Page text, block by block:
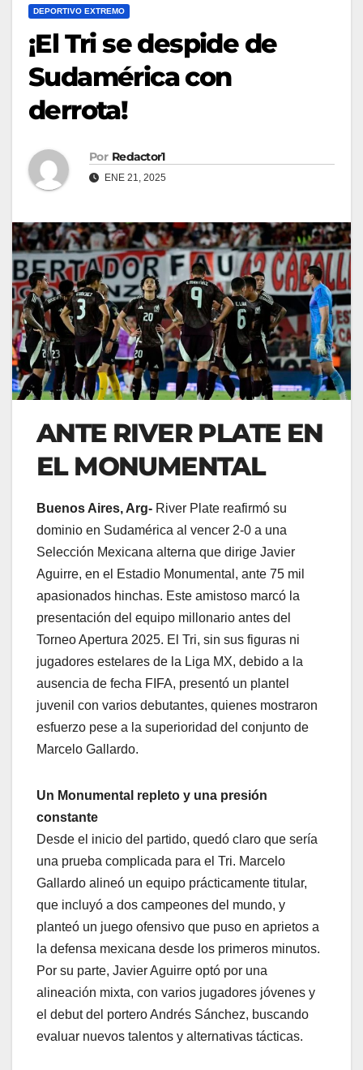
DEPORTIVO EXTREMO
¡El Tri se despide de
Sudamérica con
derrota!
Por Redactor1
ENE 21, 2025
ANTE RIVER PLATE EN
EL MONUMENTAL
Buenos Aires, Arg- River Plate reafirmó su
dominio en Sudamérica al vencer 2-0 a una
Selección Mexicana alterna que dirige Javier
Aguirre, en el Estadio Monumental, ante 75 mil
apasionados hinchas. Este amistoso marcó la
presentación del equipo millonario antes del
Torneo Apertura 2025. El Tri, sin sus figuras ni
jugadores estelares de la Liga MX, debido a la
ausencia de fecha FIFA, presentó un plantel
juvenil con varios debutantes, quienes mostraron
esfuerzo pese a la superioridad del conjunto de
Marcelo Gallardo.
Un Monumental repleto y una presión
constante
Desde el inicio del partido, quedó claro que sería
una prueba complicada para el Tri. Marcelo
Gallardo alineó un equipo prácticamente titular,
que incluyó a dos campeones del mundo, y
planteó un juego ofensivo que puso en aprietos a
la defensa mexicana desde los primeros minutos.
Por su parte, Javier Aguirre optó por una
alineación mixta, con varios jugadores jóvenes y
el debut del portero Andrés Sánchez, buscando
evaluar nuevos talentos y alternativas tácticas.